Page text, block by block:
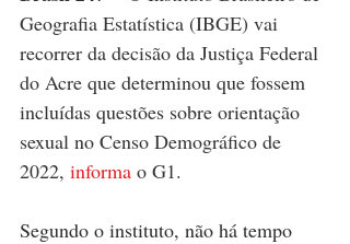
Geografia Estatística (IBGE) vai
recorrer da decisão da Justiça Federal
do Acre que determinou que fossem
incluídas questões sobre orientação
sexual no Censo Demográfico de
2022, informa o G1.
Segundo o instituto, não há tempo